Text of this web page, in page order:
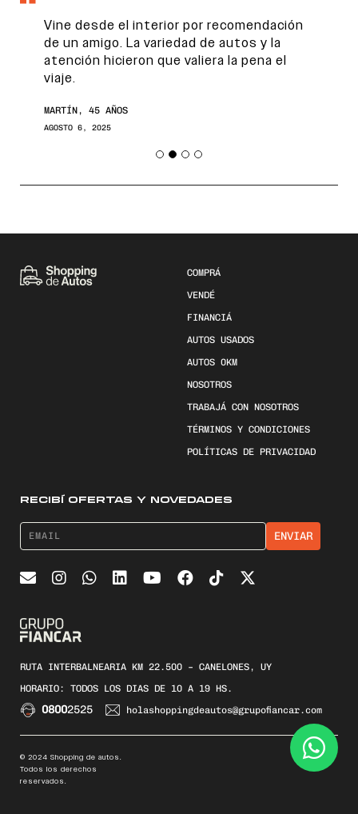
Vine desde el interior por recomendación
de un amigo. La variedad de autos y la
atención hicieron que valiera la pena el
viaje.
MARTÍN, 45 AÑOS
AGOSTO 6, 2025
COMPRÁ
VENDÉ
FINANCIÁ
AUTOS USADOS
AUTOS 0KM
NOSOTROS
TRABAJÁ CON NOSOTROS
TÉRMINOS Y CONDICIONES
POLÍTICAS DE PRIVACIDAD
RECIBÍ OFERTAS Y NOVEDADES
RUTA INTERBALNEARIA KM 22.500 – CANELONES, UY
HORARIO: TODOS LOS DIAS DE 10 A 19 HS.
08002525 holashoppingdeautos@grupofiancar.com
© 2024 Shopping de autos.
Todos los derechos
reservados.